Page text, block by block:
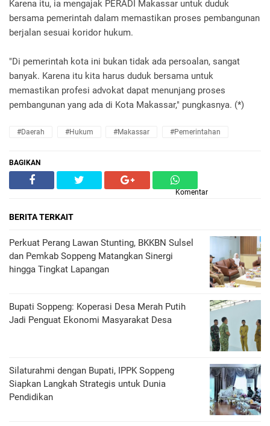
Karena itu, ia mengajak PERADI Makassar untuk duduk
bersama pemerintah dalam memastikan proses pembangunan
berjalan sesuai koridor hukum.
"Di pemerintah kota ini bukan tidak ada persoalan, sangat
banyak. Karena itu kita harus duduk bersama untuk
memastikan profesi advokat dapat menunjang proses
pembangunan yang ada di Kota Makassar," pungkasnya. (*)
#Daerah #Hukum #Makassar #Pemerintahan
BAGIKAN
Komentar
BERITA TERKAIT
Perkuat Perang Lawan Stunting, BKKBN Sulsel
dan Pemkab Soppeng Matangkan Sinergi
hingga Tingkat Lapangan
Bupati Soppeng: Koperasi Desa Merah Putih
Jadi Penguat Ekonomi Masyarakat Desa
Silaturahmi dengan Bupati, IPPK Soppeng
Siapkan Langkah Strategis untuk Dunia
Pendidikan